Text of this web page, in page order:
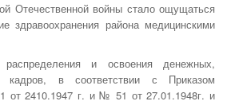
Отечественной войны стало ощущаться
здравоохранения района медицинскими
и освоения денежных,
кадров, в соответствии с Приказом
2410.1947 г. и № 51 от 27.01.1948г. и